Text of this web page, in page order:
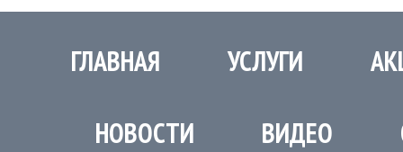
ГЛАВНАЯ УСЛУГИ
НОВОСТИ ВИДЕО